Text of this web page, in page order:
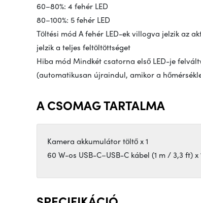
60–80%: 4 fehér LED
80–100%: 5 fehér LED
Töltési mód A fehér LED-ek villogva jelzik az
jelzik a teljes feltöltöttséget
Hiba mód Mindkét csatorna első LED-je
(automatikusan újraindul, amikor a
A CSOMAG TARTALMA
Kamera akkumulátor töltő x 1
60 W-os USB-C–USB-C kábel (1 m / 3,3 ft) x